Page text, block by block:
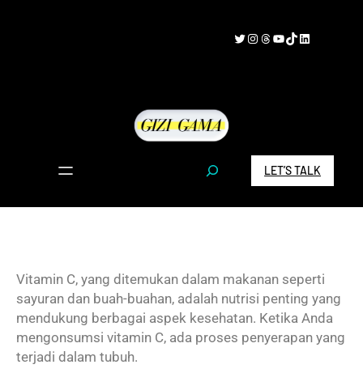
Twitter Instagram Threads YouTube TikTok LinkedIn
S
e
LET’S TALK
Vitamin C, yang ditemukan dalam makanan seperti
sayuran dan buah-buahan, adalah nutrisi penting yang
mendukung berbagai aspek kesehatan. Ketika Anda
mengonsumsi vitamin C, ada proses penyerapan yang
terjadi dalam tubuh.